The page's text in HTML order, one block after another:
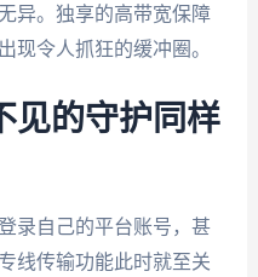
异。独享的高带宽保障
现令人抓狂的缓冲圈。
见的守护同样
录自己的平台账号，甚
线传输功能此时就至关